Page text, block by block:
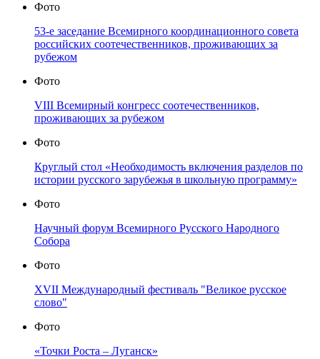
Фото
53-е заседание Всемирного координационного совета
российских соотечественников, проживающих за
рубежом
Фото
VIII Всемирный конгресс соотечественников,
проживающих за рубежом
Фото
Круглый стол «Необходимость включения разделов по
истории русского зарубежья в школьную программу»
Фото
Научный форум Всемирного Русского Народного
Собора
Фото
XVII Международный фестиваль "Великое русское
слово"
Фото
«Точки Роста – Луганск»